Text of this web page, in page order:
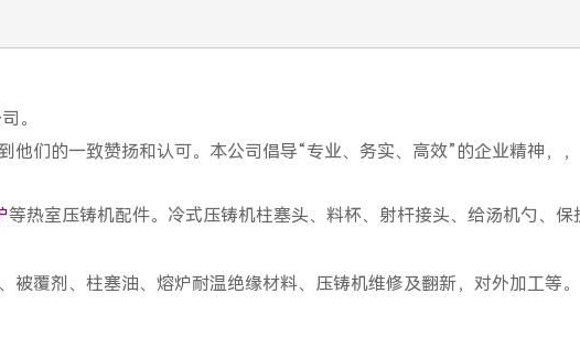
。
们的一致赞扬和认可。本公司倡导“专业、务实、高效”的企业精神，
等热室压铸机配件。冷式压铸机柱塞头、料杯、射杆接头、给汤机勺、保
覆剂、柱塞油、熔炉耐温绝缘材料、压铸机维修及翻新，对外加工等